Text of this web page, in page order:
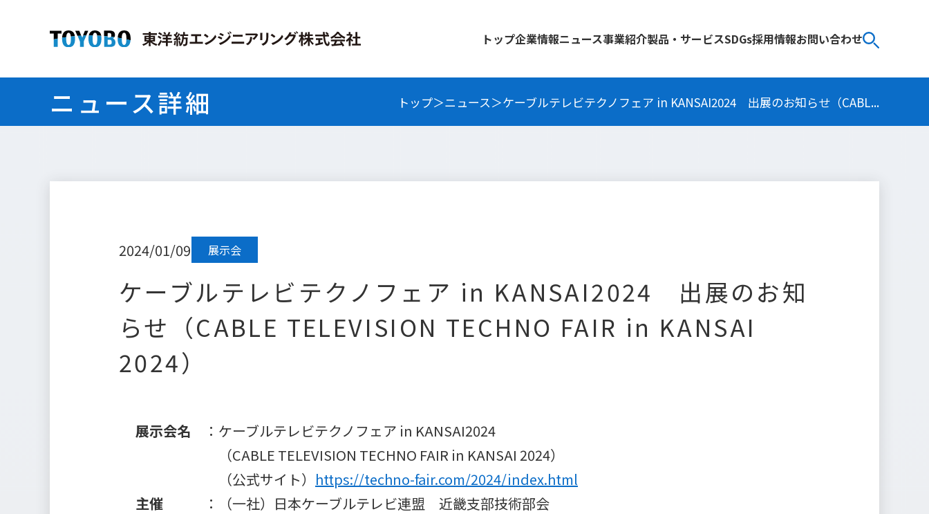
トップ企業情報ニュース事業紹介製品・サービスSDGs採用情報お問い合わせ
ニュース詳細 トップ ニュース ケーブルテレビテクノフェア in KANSAI2024 出展のお知らせ（CABL...
2024/01/09 展示会
ケーブルテレビテクノフェア in KANSAI2024 出展のお知
らせ（CABLE TELEVISION TECHNO FAIR in KANSAI
2024）
展示会名 ：ケーブルテレビテクノフェア in KANSAI2024
（CABLE TELEVISION TECHNO FAIR in KANSAI 2024）
（公式サイト） https://techno-fair.com/2024/index.html
主催 ：（一社）日本ケーブルテレビ連盟 近畿支部技術部会